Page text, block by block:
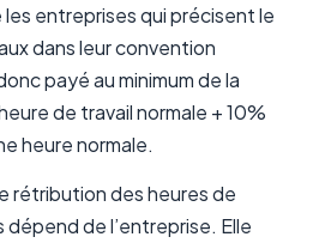
entreprises qui précisent le
dans leur convention
payé au minimum de la
de travail normale + 10%
heure normale.
rétribution des heures de
de l’entreprise. Elle